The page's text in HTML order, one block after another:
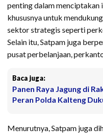
penting dalam menciptakan
khususnya untuk
sektor strategis seperti
Selain itu, Satpam juga
pusat perbelanjaan,
Baca juga:
Panen Raya Jagung di
Peran Polda Kalteng
Menurutnya, Satpam juga